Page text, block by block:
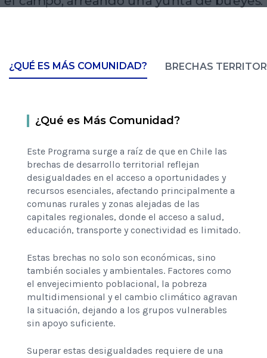
¿QUÉ ES MÁS COMUNIDAD? BRECHAS
¿Qué es Más Comunidad?
Este Programa surge a raíz de que en Chile las
brechas de desarrollo territorial reflejan
desigualdades en el acceso a oportunidades y
recursos esenciales, afectando principalmente a
comunas rurales y zonas alejadas de las
capitales regionales, donde el acceso a salud,
educación, transporte y conectividad es limitado.
Estas brechas no solo son económicas, sino
también sociales y ambientales. Factores como
el envejecimiento poblacional, la pobreza
multidimensional y el cambio climático agravan
la situación, dejando a los grupos vulnerables
sin apoyo suficiente.
Superar estas desigualdades requiere de una